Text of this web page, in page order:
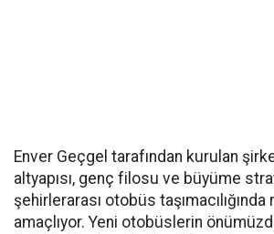
Enver Geçgel tarafından kurulan
altyapısı, genç filosu ve büyüme
şehirlerarası otobüs taşımacılığında
amaçlıyor. Yeni otobüslerin